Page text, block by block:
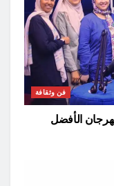
فن وثقافة
الأفضل